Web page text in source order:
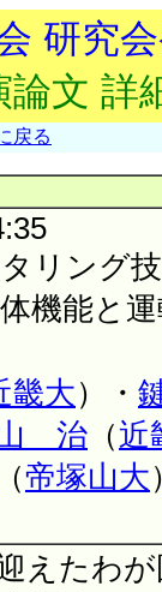
研究
論文 詳
戻る
リング
機能と
畿大）・
治 （近
（帝塚山大
えたわ